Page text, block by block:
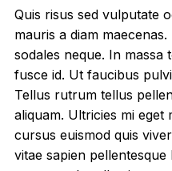
Quis risus sed vulputate
mauris a diam
sodales neque. In massa
fusce id. Ut faucibus
Tellus rutrum tellus
aliquam. Ultricies mi
cursus euismod quis
vitae sapien